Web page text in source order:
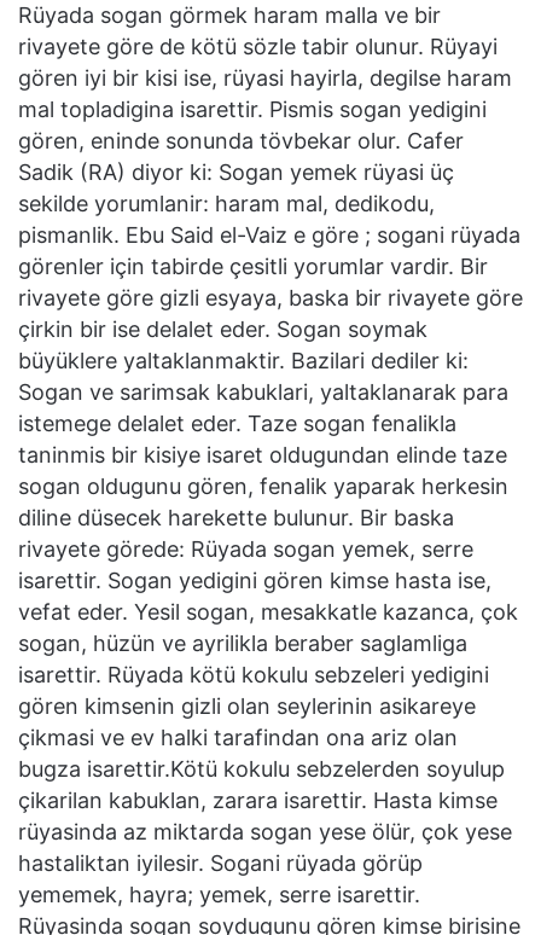
Rüyada sogan görmek haram malla ve bir
rivayete göre de kötü sözle tabir olunur. Rüyayi
gören iyi bir kisi ise, rüyasi hayirla, degilse haram
mal topladigina isarettir. Pismis sogan yedigini
gören, eninde sonunda tövbekar olur. Cafer
Sadik (RA) diyor ki: Sogan yemek rüyasi üç
sekilde yorumlanir: haram mal, dedikodu,
pismanlik. Ebu Said el-Vaiz e göre ; sogani rüyada
görenler için tabirde çesitli yorumlar vardir. Bir
rivayete göre gizli esyaya, baska bir rivayete göre
çirkin bir ise delalet eder. Sogan soymak
büyüklere yaltaklanmaktir. Bazilari dediler ki:
Sogan ve sarimsak kabuklari, yaltaklanarak para
istemege delalet eder. Taze sogan fenalikla
taninmis bir kisiye isaret oldugundan elinde taze
sogan oldugunu gören, fenalik yaparak herkesin
diline düsecek harekette bulunur. Bir baska
rivayete görede: Rüyada sogan yemek, serre
isarettir. Sogan yedigini gören kimse hasta ise,
vefat eder. Yesil sogan, mesakkatle kazanca, çok
sogan, hüzün ve ayrilikla beraber saglamliga
isarettir. Rüyada kötü kokulu sebzeleri yedigini
gören kimsenin gizli olan seylerinin asikareye
çikmasi ve ev halki tarafindan ona ariz olan
bugza isarettir.Kötü kokulu sebzelerden soyulup
çikarilan kabuklan, zarara isarettir. Hasta kimse
rüyasinda az miktarda sogan yese ölür, çok yese
hastaliktan iyilesir. Sogani rüyada görüp
yememek, hayra; yemek, serre isarettir.
Rüyasinda sogan soydugunu gören kimse birisine